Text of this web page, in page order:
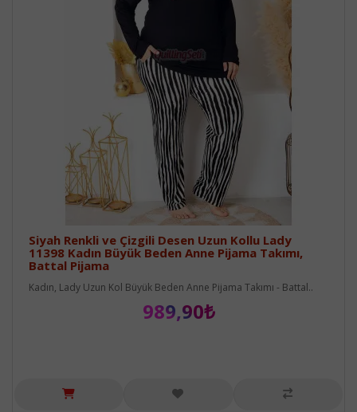
Siyah Renkli ve Çizgili Desen Uzun Kollu Lady
11398 Kadın Büyük Beden Anne Pijama Takımı,
Battal Pijama
Kadın, Lady Uzun Kol Büyük Beden Anne Pijama Takımı - Battal..
989,90₺